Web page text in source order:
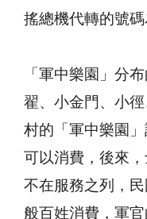
搖總機代轉的號碼
「軍中樂園」分
翟、小金門、小
村的「軍中樂園
可以消費，後來
不在服務之列，
般百姓消費，軍